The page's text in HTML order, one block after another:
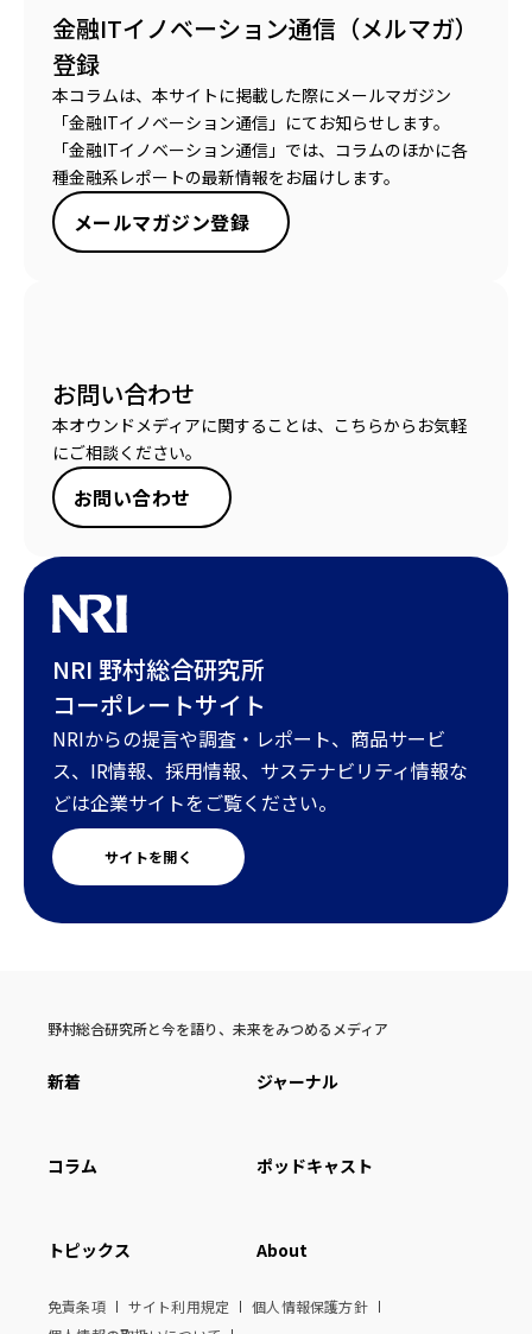
金融ITイノベーション通信（メルマガ）
登録
本コラムは、本サイトに掲載した際にメールマガジン
「金融ITイノベーション通信」にてお知らせします。
「金融ITイノベーション通信」では、コラムのほかに各
種金融系レポートの最新情報をお届けします。
メールマガジン登録
お問い合わせ
本オウンドメディアに関することは、こちらからお気軽
にご相談ください。
お問い合わせ
NRI 野村総合研究所
コーポレートサイト
NRIからの提言や調査・レポート、商品サービ
ス、IR情報、採用情報、サステナビリティ情報な
どは企業サイトをご覧ください。
サイトを開く
野村総合研究所と今を語り、未来をみつめるメディア
新着 ジャーナル
コラム ポッドキャスト
トピックス About
免責条項 サイト利用規定
個人情報保護方針